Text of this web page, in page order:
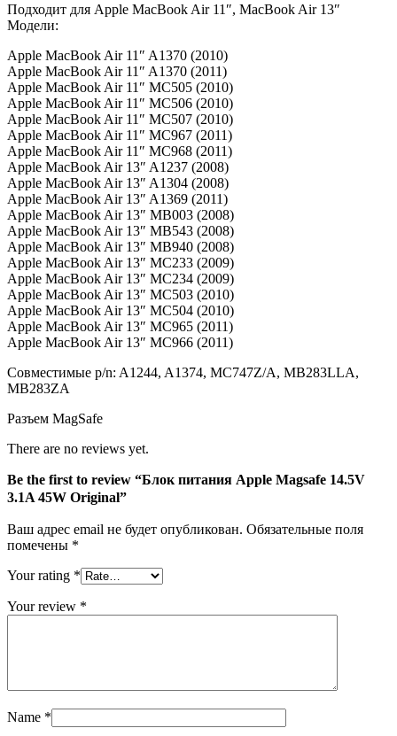
Подходит для Apple MacBook Air 11″, MacBook Air 13″
Модели:
Apple MacBook Air 11″ A1370 (2010)
Apple MacBook Air 11″ A1370 (2011)
Apple MacBook Air 11″ MC505 (2010)
Apple MacBook Air 11″ MC506 (2010)
Apple MacBook Air 11″ MC507 (2010)
Apple MacBook Air 11″ MC967 (2011)
Apple MacBook Air 11″ MC968 (2011)
Apple MacBook Air 13″ A1237 (2008)
Apple MacBook Air 13″ A1304 (2008)
Apple MacBook Air 13″ A1369 (2011)
Apple MacBook Air 13″ MB003 (2008)
Apple MacBook Air 13″ MB543 (2008)
Apple MacBook Air 13″ MB940 (2008)
Apple MacBook Air 13″ MC233 (2009)
Apple MacBook Air 13″ MC234 (2009)
Apple MacBook Air 13″ MC503 (2010)
Apple MacBook Air 13″ MC504 (2010)
Apple MacBook Air 13″ MC965 (2011)
Apple MacBook Air 13″ MC966 (2011)
Совместимые p/n: A1244, A1374, MC747Z/A, MB283LLA,
MB283ZA
Разъем MagSafe
There are no reviews yet.
Be the first to review “Блок питания Apple Magsafe 14.5V
3.1A 45W Original”
Ваш адрес email не будет опубликован. Обязательные поля
помечены *
Your rating *
Your review *
Name *